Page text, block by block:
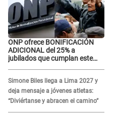
ONP ofrece BONIFICACIÓN
ADICIONAL del 25% a
jubilados que cumplan este
Simone Biles llega a Lima 2027 y
deja mensaje a jóvenes atletas:
“Diviértanse y abracen el camino”